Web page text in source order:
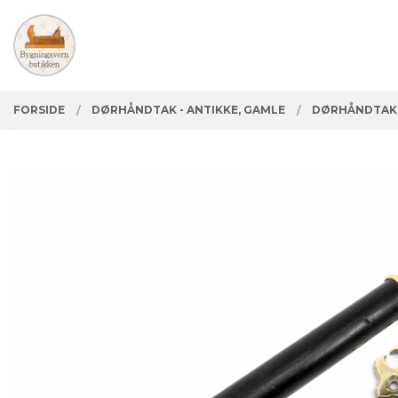
innholdet
PRODUKTER
Lukk
FORSIDE DØRHÅNDTAK - ANTIKKE, GAMLE